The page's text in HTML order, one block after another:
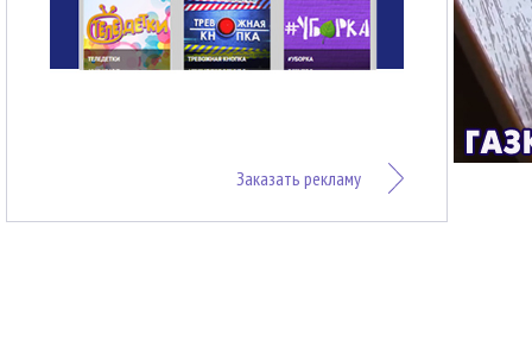
Заказать рекламу